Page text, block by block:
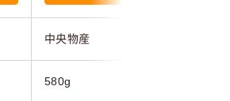
中央物産
580g